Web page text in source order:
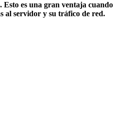
. Esto es una gran ventaja
al servidor y su tráfico de red.